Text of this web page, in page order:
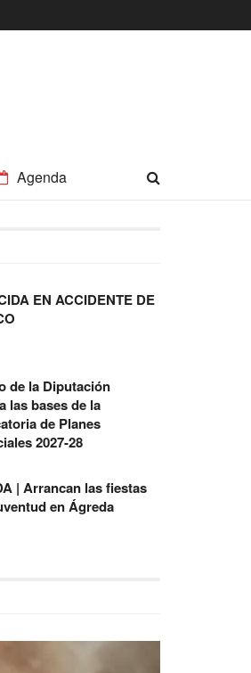
Agenda
EN ACCIDENTE DE
de la Diputación
las bases de la
de Planes
2027-28
| Arrancan las fiestas
en Ágreda